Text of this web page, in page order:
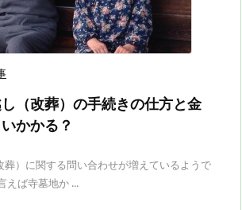
（改葬）の手続きの仕方と金
かかる？
葬）に関する問い合わせが増えているようで
えば寺墓地か ...